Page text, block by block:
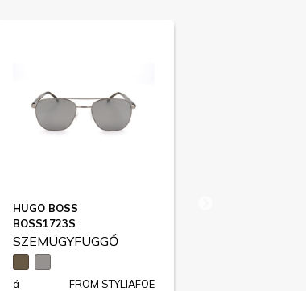
HUGO BOSS
BOSS1723S
SZEMÜGYFÜGGŐ
á FROM STYLIAFOE